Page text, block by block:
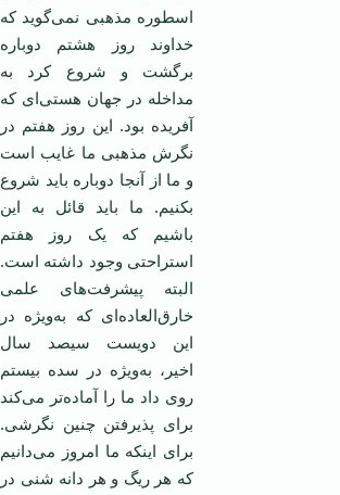
اسطوره مذهبی نمی‌گوید که
خداوند روز هشتم دوباره
برگشت و شروع کرد به
مداخله در جهان هستی‌ای که
آفریده بود. این روز هفتم در
نگرش مذهبی ما غایب است
و ما از آنجا دوباره باید شروع
بکنیم. ما باید قائل به این
باشیم که یک روز هفتم
استراحتی وجود داشته است.
البته پیشرفت‌های علمی
خارق‌العاده‌ای که به‌ویژه در
این دویست سیصد سال
اخیر، به‌ویژه در سده بیستم
روی داد ما را آماده‌تر می‌کند
برای پذیرفتن چنین نگرشی.
برای اینکه ما امروز می‌دانیم
که هر ریگ و هر دانه شنی در